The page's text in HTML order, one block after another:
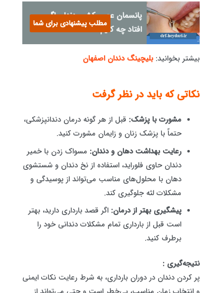
پانسمان عصب‌کشی دندان اگر
افتاد چه کنیم؟مطلب پیشنهادی برای شما
بیشتر بخوانید:بلیچینگ دندان اصفهان
نکاتی که باید در نظر گرفت
مشورت با پزشک: قبل از هر گونه درمان دندانپزشکی،
حتماً با پزشک زنان و زایمان مشورت کنید.
رعایت بهداشت دهان و دندان: مسواک زدن با خمیر
دندان حاوی فلوراید، استفاده از نخ دندان و شستشوی
دهان با محلول‌های مناسب می‌تواند از پوسیدگی و
مشکلات لثه جلوگیری کند.
پیشگیری بهتر از درمان: اگر قصد بارداری دارید، بهتر
است قبل از بارداری تمام مشکلات دندانی خود را
برطرف کنید.
نتیجه‌گیری :
پر کردن دندان در دوران بارداری، به شرط رعایت نکات ایمنی